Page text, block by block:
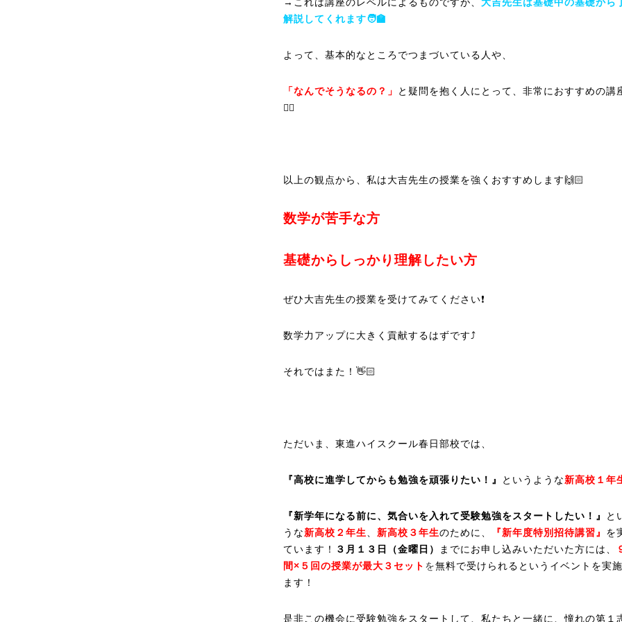
解説してくれます🧑‍🏫
よって、基本的なところでつまづいている人や、
「なんでそうなるの？」
と疑問を抱く人にとって、非常におすすめの講
☝🏻
以上の観点から、私は大吉先生の授業を強くおすすめします🙌🏻
数学が苦手な方
基礎からしっかり理解したい方
ぜひ大吉先生の授業を受けてみてください❗️
数学力アップに大きく貢献するはずです⤴️
それではまた！👋🏻
ただいま、東進ハイスクール春日部校では、
『高校に進学してからも勉強を頑張りたい！』 というような新高校１年
『新学年になる前に、気合いを入れて受験勉強をスタートしたい！』
と
うな新高校２年生 新高校３年生のために、 『新年度特別招待講習』 を
ています！
３月１３日（金曜日） までにお申し込みいただいた方には、
間×５回の授業が最大３セット を無料で受けられるというイベントを実
ます！
是非この機会に受験勉強をスタートして、私たちと一緒に、憧れの第１